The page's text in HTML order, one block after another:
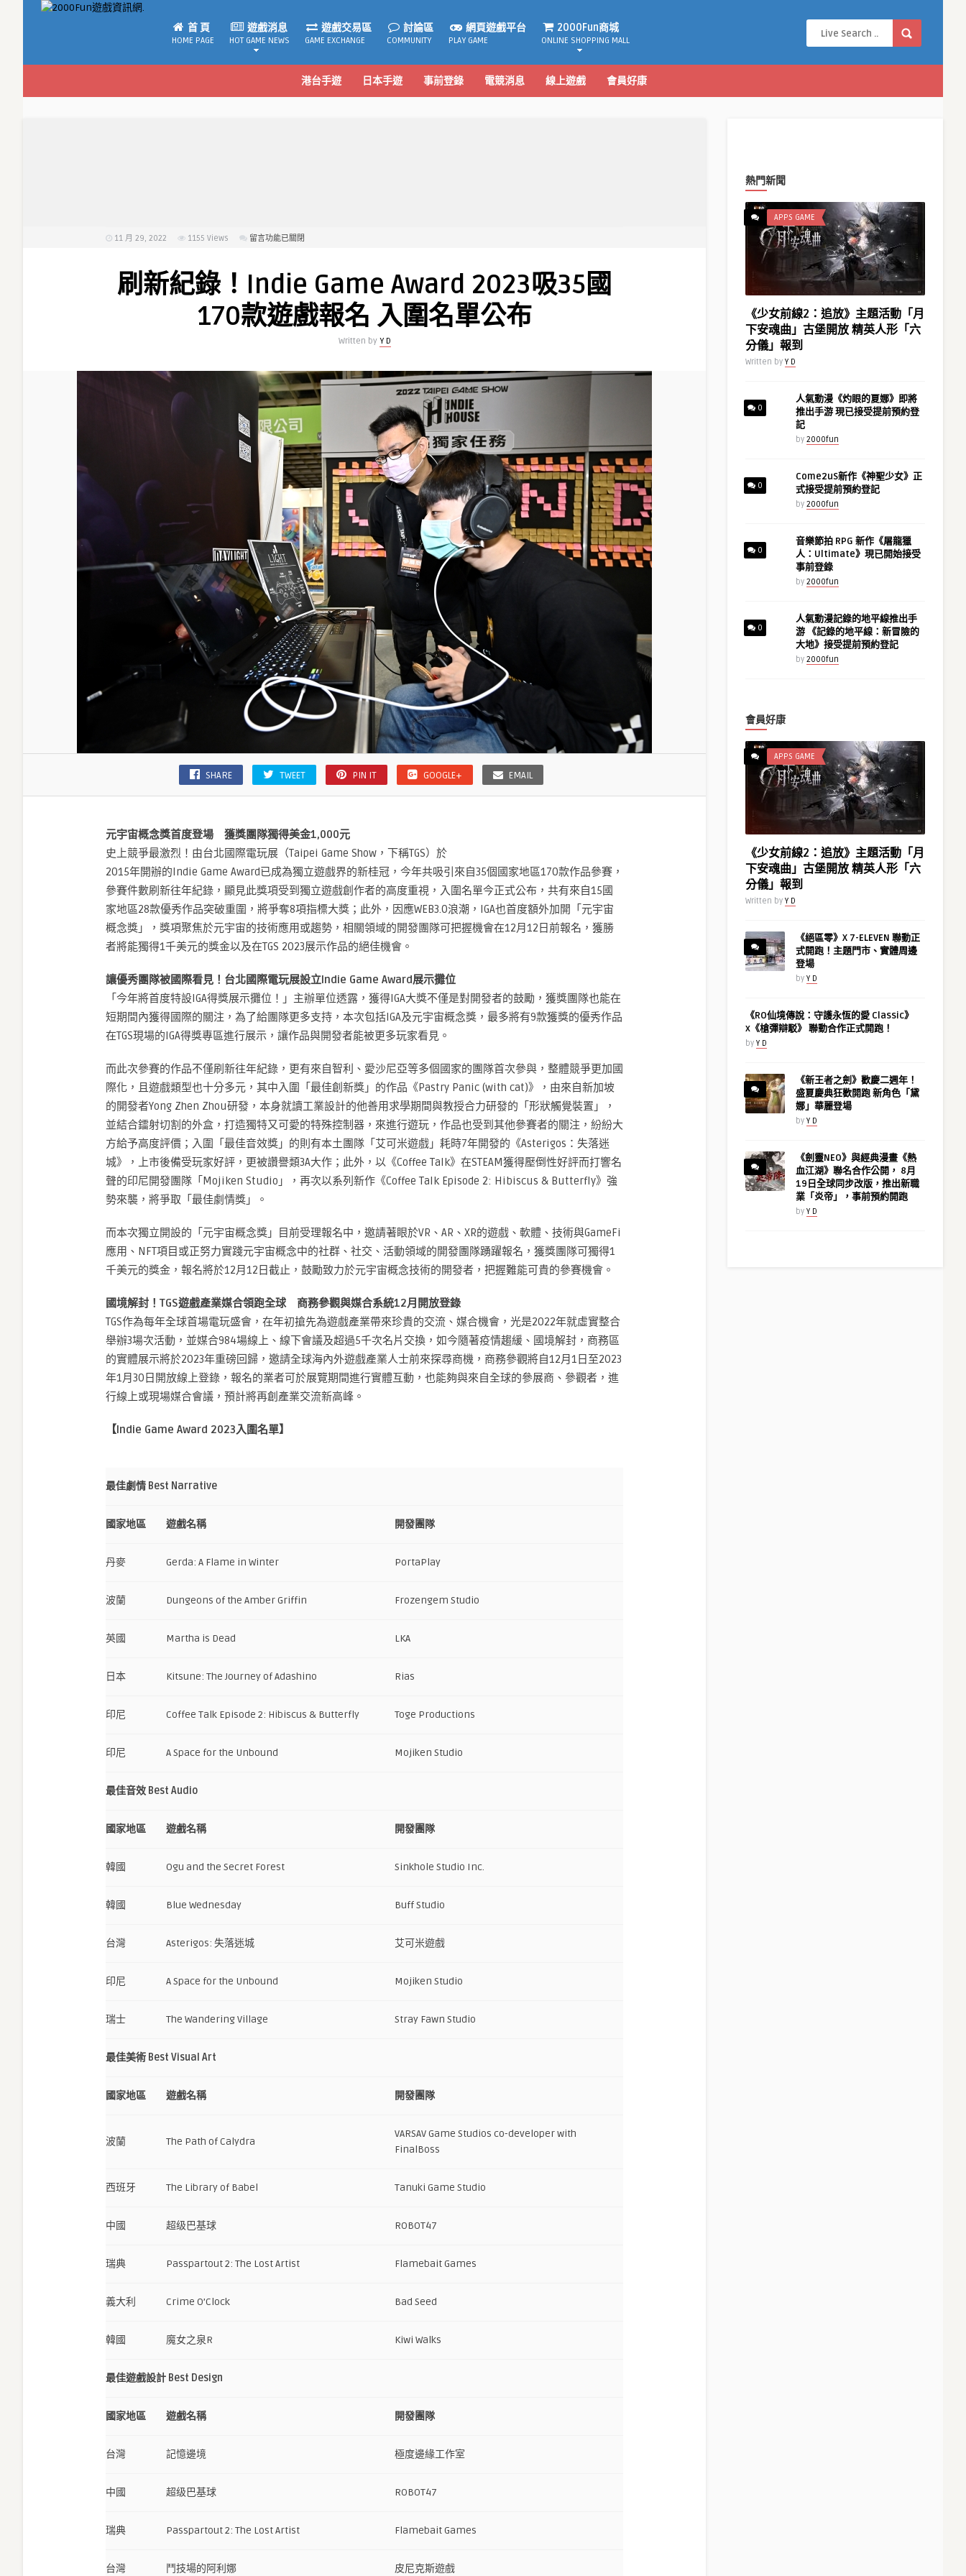
首 頁
HOME PAGE
遊戲消息
HOT GAME NEWS
遊戲交易區
GAME EXCHANGE
討論區
COMMUNITY
網頁遊戲平台
PLAY GAME
2000Fun商城
ONLINE SHOPPING MALL
港台手遊 日本手遊 事前登錄 電競消息 線上遊戲 會員好康
11 月 29, 2022 1155 Views
在
錄！
Indie
吸
170
款
遊
圍
名
單
公
布〉
留言功能已關閉
刷新紀錄！Indie Game Award 2023吸35國
170款遊戲報名 入圍名單公布
Written by Y D
SHARE TWEET PIN IT GOOGLE+ EMAIL
元宇宙概念獎首度登場 獲獎團隊獨得美金1,000元
史上競爭最激烈！由台北國際電玩展（Taipei Game Show，下稱TGS）於
2015年開辦的Indie Game Award已成為獨立遊戲界的新桂冠，今年共吸引來自35個國家地區170款作品參賽，
參賽件數刷新往年紀錄，顯見此獎項受到獨立遊戲創作者的高度重視，入圍名單今正式公布，共有來自15國
家地區28款優秀作品突破重圍，將爭奪8項指標大獎；此外，因應WEB3.0浪潮，IGA也首度額外加開「元宇宙
概念獎」，獎項聚焦於元宇宙的技術應用或趨勢，相關領域的開發團隊可把握機會在12月12日前報名，獲勝
者將能獨得1千美元的獎金以及在TGS 2023展示作品的絕佳機會。
讓優秀團隊被國際看見！台北國際電玩展設立Indie Game Award展示攤位
「今年將首度特設IGA得獎展示攤位！」主辦單位透露，獲得IGA大獎不僅是對開發者的鼓勵，獲獎團隊也能在
短期間內獲得國際的關注，為了給團隊更多支持，本次包括IGA及元宇宙概念獎，最多將有9款獲獎的優秀作品
在TGS現場的IGA得獎專區進行展示，讓作品與開發者能被更多玩家看見。
而此次參賽的作品不僅刷新往年紀錄，更有來自智利、愛沙尼亞等多個國家的團隊首次參與，整體競爭更加國
際化，且遊戲類型也十分多元，其中入圍「最佳創新獎」的作品《Pastry Panic (with cat)》，由來自新加坡
的開發者Yong Zhen Zhou研發，本身就讀工業設計的他善用求學期間與教授合力研發的「形狀觸覺裝置」，
並結合鐳射切割的外盒，打造獨特又可愛的特殊控制器，來進行遊玩，作品也受到其他參賽者的關注，紛紛大
方給予高度評價；入圍「最佳音效獎」的則有本土團隊「艾可米遊戲」耗時7年開發的《Asterigos：失落迷
城》，上市後備受玩家好評，更被讚譽類3A大作；此外，以《Coffee Talk》在STEAM獲得壓倒性好評而打響名
聲的印尼開發團隊「Mojiken Studio」，再次以系列新作《Coffee Talk Episode 2: Hibiscus & Butterfly》強
勢來襲，將爭取「最佳劇情獎」。
而本次獨立開設的「元宇宙概念獎」目前受理報名中，邀請著眼於VR、AR、XR的遊戲、軟體、技術與GameFi
應用、NFT項目或正努力實踐元宇宙概念中的社群、社交、活動領域的開發團隊踴躍報名，獲獎團隊可獨得1
千美元的獎金，報名將於12月12日截止，鼓勵致力於元宇宙概念技術的開發者，把握難能可貴的參賽機會。
國境解封！TGS遊戲產業媒合領跑全球 商務參觀與媒合系統12月開放登錄
TGS作為每年全球首場電玩盛會，在年初搶先為遊戲產業帶來珍貴的交流、媒合機會，光是2022年就虛實整合
舉辦3場次活動，並媒合984場線上、線下會議及超過5千次名片交換，如今隨著疫情趨緩、國境解封，商務區
的實體展示將於2023年重磅回歸，邀請全球海內外遊戲產業人士前來探尋商機，商務參觀將自12月1日至2023
年1月30日開放線上登錄，報名的業者可於展覽期間進行實體互動，也能夠與來自全球的參展商、參觀者，進
行線上或現場媒合會議，預計將再創產業交流新高峰。
【Indie Game Award 2023入圍名單】
最佳劇情 Best Narrative
國家地區 遊戲名稱 開發團隊
丹麥 Gerda: A Flame in Winter PortaPlay
波蘭 Dungeons of the Amber Griffin Frozengem Studio
英國 Martha is Dead LKA
日本 Kitsune: The Journey of Adashino Rias
印尼 Coffee Talk Episode 2: Hibiscus & Butterfly Toge Productions
印尼 A Space for the Unbound Mojiken Studio
最佳音效 Best Audio
國家地區 遊戲名稱 開發團隊
韓國 Ogu and the Secret Forest Sinkhole Studio Inc.
韓國 Blue Wednesday Buff Studio
台灣 Asterigos: 失落迷城 艾可米遊戲
印尼 A Space for the Unbound Mojiken Studio
瑞士 The Wandering Village Stray Fawn Studio
最佳美術 Best Visual Art
國家地區 遊戲名稱 開發團隊
波蘭 The Path of Calydra
VARSAV Game Studios co-developer with
FinalBoss
西班牙 The Library of Babel Tanuki Game Studio
中國 超级巴基球 ROBOT47
瑞典 Passpartout 2: The Lost Artist Flamebait Games
義大利 Crime O’Clock Bad Seed
韓國 魔女之泉R Kiwi Walks
最佳遊戲設計 Best Design
國家地區 遊戲名稱 開發團隊
台灣 記憶邊境 極度邊緣工作室
中國 超级巴基球 ROBOT47
瑞典 Passpartout 2: The Lost Artist Flamebait Games
台灣 鬥技場的阿利娜 皮尼克斯遊戲
熱門新聞
APPS GAME
《少女前線2：追放》主題活動「月
下安魂曲」古堡開放 精英人形「六
分儀」報到
Written by Y D
0
人氣動漫《灼眼的夏娜》即將
推出手游 現已接受提前預約登
記
by 2000fun
0
Come2uS新作《神聖少女》正
式接受提前預約登記
by 2000fun
0
音樂節拍 RPG 新作《屠龍獵
人：Ultimate》現已開始接受
事前登錄
by 2000fun
0
人氣動漫記錄的地平線推出手
游 《記錄的地平線：新冒險的
大地》接受提前預約登記
by 2000fun
會員好康
APPS GAME
《少女前線2：追放》主題活動「月
下安魂曲」古堡開放 精英人形「六
分儀」報到
Written by Y D
《絕區零》X 7-ELEVEN 聯動正
式開跑！主題門市、實體周邊
登場
by Y D
《RO仙境傳說：守護永恆的愛 Classic》
x《槍彈辯駁》 聯動合作正式開跑！
by Y D
《新王者之劍》歡慶二週年！
盛夏慶典狂歡開跑 新角色「黛
娜」華麗登場
by Y D
《劍靈NEO》與經典漫畫《熱
血江湖》聯名合作公開， 8月
19日全球同步改版，推出新職
業「炎帝」，事前預約開跑
by Y D